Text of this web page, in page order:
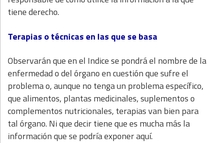
tiene derecho.
Terapias o técnicas en las que se basa
Observarán que en el Indice se pondrá el nombre de la
enfermedad o del órgano en cuestión que sufre el
problema o, aunque no tenga un problema específico,
que alimentos, plantas medicinales, suplementos o
complementos nutricionales, terapias van bien para
tal órgano. Ni que decir tiene que es mucha más la
información que se podría exponer aquí.